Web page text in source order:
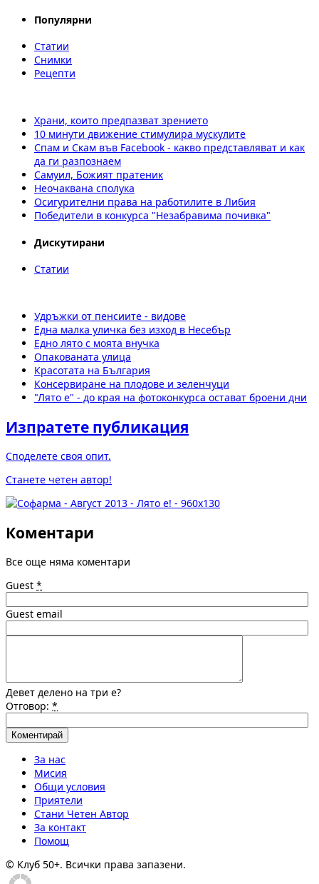
Популярни
Статии
Снимки
Рецепти
Храни, които предпазват зрението
10 минути движение стимулира мускулите
Спам и Скам във Facebook - какво представляват и как
да ги разпознаем
Самуил, Божият пратеник
Неочаквана сполука
Осигурителни права на работилите в Либия
Победители в конкурса "Незабравима почивка"
Дискутирани
Статии
Удръжки от пенсиите - видове
Една малка уличка без изход в Несебър
Едно лято с моята внучка
Опакованата улица
Красотата на България
Консервиране на плодове и зеленчуци
"Лято е" - до края на фотоконкурса остават броени дни
Изпратете публикация
Споделете своя опит.
Станете четен автор!
Коментари
Все още няма коментари
Guest *
Guest email
Девет делено на три е?
Отговор: *
За нас
Мисия
Общи условия
Приятели
Стани Четен Автор
За контакт
Помощ
© Клуб 50+. Всички права запазени.